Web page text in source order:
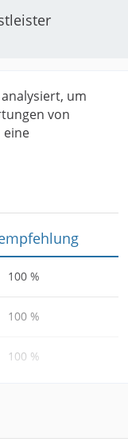
um
von
eine
100 %
100 %
100 %